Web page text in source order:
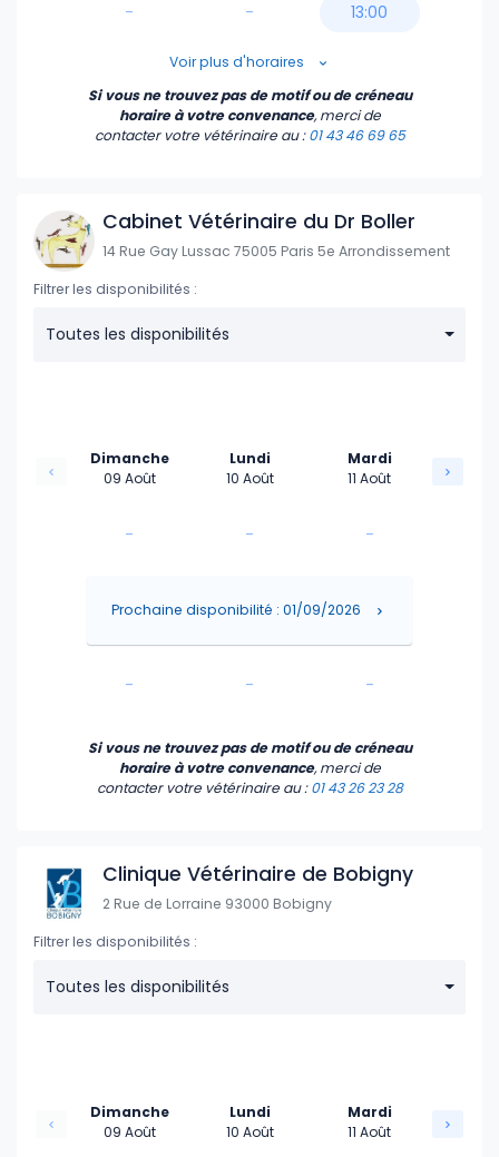
- - 13:00
15:00
16:00
16:30
19:00
Voir plus d'horaires
Si vous ne trouvez pas de motif ou de créneau
horaire à votre convenance, merci de
contacter votre vétérinaire au :01 43 46 69 65
Cabinet Vétérinaire du Dr Boller
14 Rue Gay Lussac 75005 Paris 5e Arrondissement
Filtrer les disponibilités :
Toutes les disponibilités
Dimanche
09 Août
-
-
Lundi
10 Août
-
-
Mardi
11 Août
-
-
Prochaine disponibilité : 01/09/2026
Si vous ne trouvez pas de motif ou de créneau
horaire à votre convenance, merci de
contacter votre vétérinaire au :01 43 26 23 28
Clinique Vétérinaire de Bobigny
2 Rue de Lorraine 93000 Bobigny
Filtrer les disponibilités :
Toutes les disponibilités
Dimanche
09 Août
Lundi
10 Août
Mardi
11 Août